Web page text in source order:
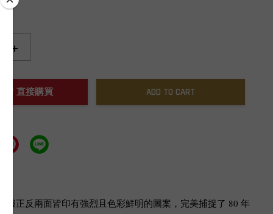
+
/ 直接購買 ADD TO CART
服正反兩面皆印有強烈且色彩鮮明的圖案，完美捕捉了 80 年